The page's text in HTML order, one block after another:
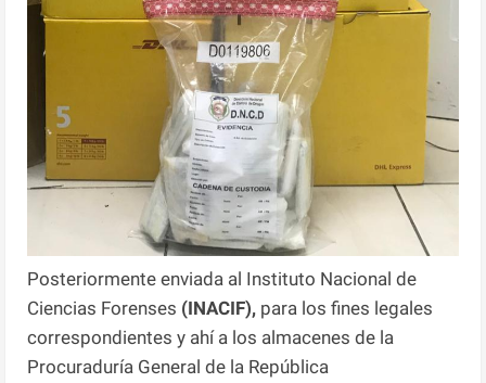
Posteriormente enviada al Instituto Nacional de
Ciencias Forenses (INACIF), para los fines legales
correspondientes y ahí a los almacenes de la
Procuraduría General de la República